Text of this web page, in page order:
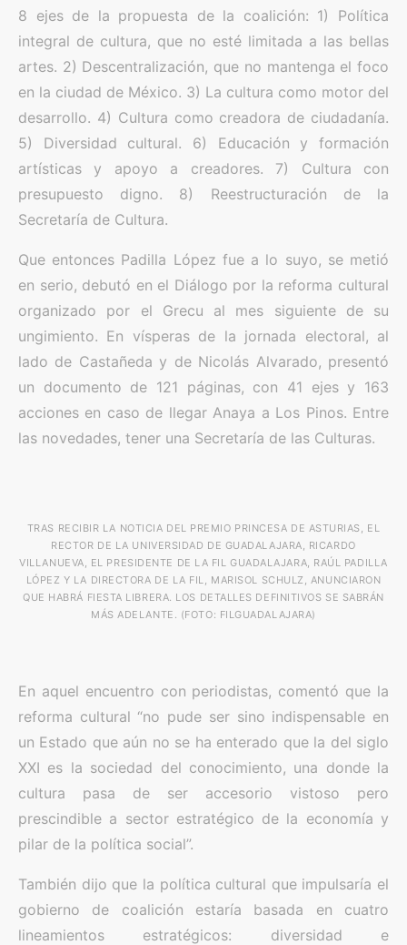
8 ejes de la propuesta de la coalición: 1) Política
integral de cultura, que no esté limitada a las bellas
artes. 2) Descentralización, que no mantenga el foco
en la ciudad de México. 3) La cultura como motor del
desarrollo. 4) Cultura como creadora de ciudadanía.
5) Diversidad cultural. 6) Educación y formación
artísticas y apoyo a creadores. 7) Cultura con
presupuesto digno. 8) Reestructuración de la
Secretaría de Cultura.
Que entonces Padilla López fue a lo suyo, se metió
en serio, debutó en el Diálogo por la reforma cultural
organizado por el Grecu al mes siguiente de su
ungimiento. En vísperas de la jornada electoral, al
lado de Castañeda y de Nicolás Alvarado, presentó
un documento de 121 páginas, con 41 ejes y 163
acciones en caso de llegar Anaya a Los Pinos. Entre
las novedades, tener una Secretaría de las Culturas.
TRAS RECIBIR LA NOTICIA DEL PREMIO PRINCESA DE ASTURIAS, EL
RECTOR DE LA UNIVERSIDAD DE GUADALAJARA, RICARDO
VILLANUEVA, EL PRESIDENTE DE LA FIL GUADALAJARA, RAÚL PADILLA
LÓPEZ Y LA DIRECTORA DE LA FIL, MARISOL SCHULZ, ANUNCIARON
QUE HABRÁ FIESTA LIBRERA. LOS DETALLES DEFINITIVOS SE SABRÁN
MÁS ADELANTE. (FOTO: FILGUADALAJARA)
En aquel encuentro con periodistas, comentó que la
reforma cultural “no pude ser sino indispensable en
un Estado que aún no se ha enterado que la del siglo
XXI es la sociedad del conocimiento, una donde la
cultura pasa de ser accesorio vistoso pero
prescindible a sector estratégico de la economía y
pilar de la política social”.
También dijo que la política cultural que impulsaría el
gobierno de coalición estaría basada en cuatro
lineamientos estratégicos: diversidad e